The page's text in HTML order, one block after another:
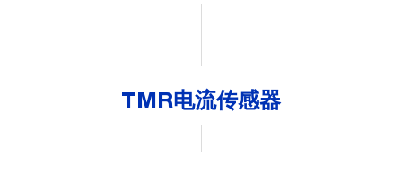
TMR电流传感器